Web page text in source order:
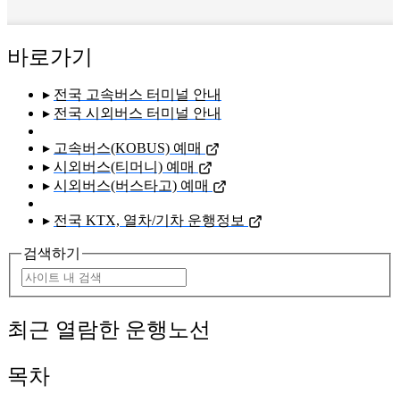
바로가기
▸ 전국 고속버스 터미널 안내
▸ 전국 시외버스 터미널 안내
▸ 고속버스(KOBUS) 예매
▸ 시외버스(티머니) 예매
▸ 시외버스(버스타고) 예매
▸ 전국 KTX, 열차/기차 운행정보
검색하기
최근 열람한 운행노선
목차